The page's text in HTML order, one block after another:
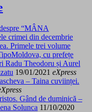
“MÂNA
crimei din decembrie
Primele trei volume
cu prefețe
Radu Theodoru și Aurel
19/01/2021 eXpress
– Taina cuviinței.
Gând de duminică –
Solunca 11/10/2020